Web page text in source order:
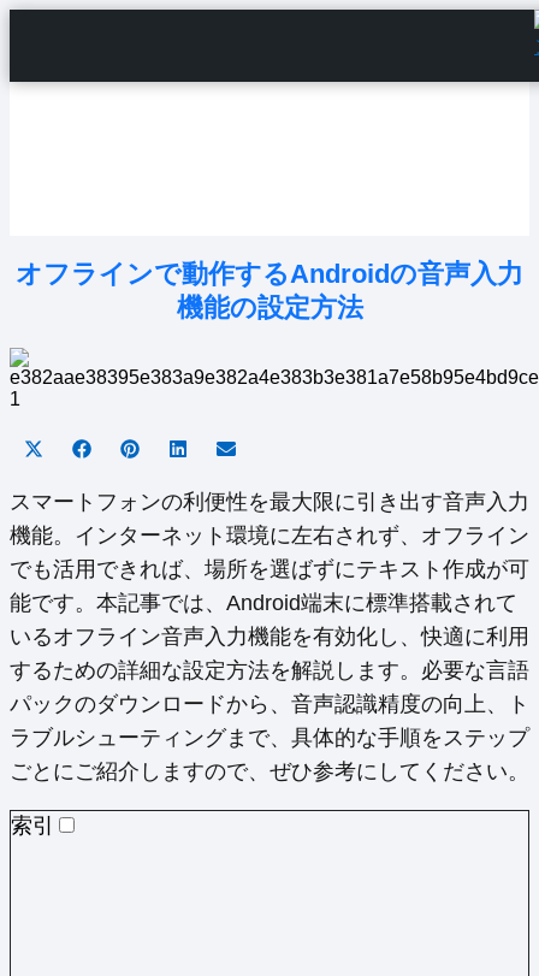
オフラインで動作するAndroidの音声入力
機能の設定方法
Share
X
(Twitter)
Share
Facebook
Share
Pinterest
Share
LinkedInEmail
スマートフォンの利便性を最大限に引き出す音声入力
機能。インターネット環境に左右されず、オフライン
でも活用できれば、場所を選ばずにテキスト作成が可
能です。本記事では、Android端末に標準搭載されて
いるオフライン音声入力機能を有効化し、快適に利用
するための詳細な設定方法を解説します。必要な言語
パックのダウンロードから、音声認識精度の向上、ト
ラブルシューティングまで、具体的な手順をステップ
ごとにご紹介しますので、ぜひ参考にしてください。
索引